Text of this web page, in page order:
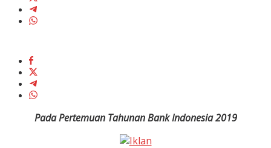
Pada Pertemuan Tahunan Bank Indonesia 2019